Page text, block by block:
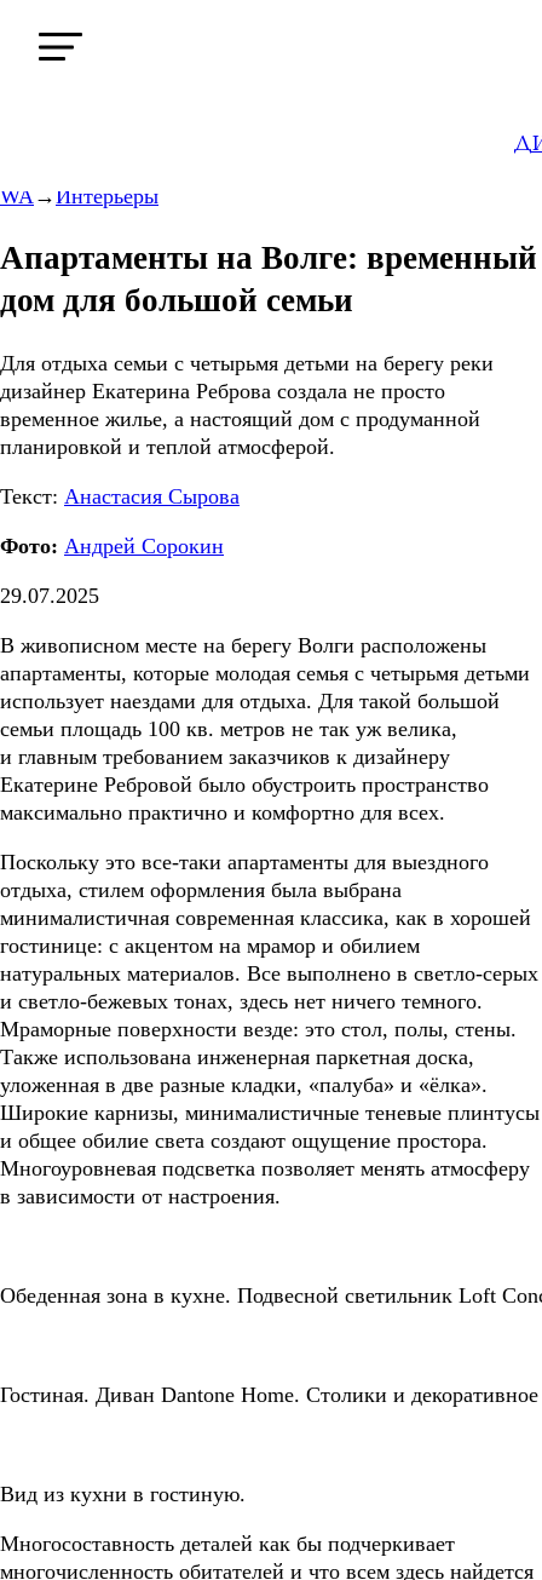
WA → Интерьеры
Апартаменты на Волге: временный
дом для большой семьи
Для отдыха семьи с четырьмя детьми на берегу реки
дизайнер Екатерина Реброва создала не просто
временное жилье, а настоящий дом с продуманной
планировкой и теплой атмосферой.
Текст: Анастасия Сырова
Фото: Андрей Сорокин
29.07.2025
В живописном месте на берегу Волги расположены
апартаменты, которые молодая семья с четырьмя детьми
использует наездами для отдыха. Для такой большой
семьи площадь 100 кв. метров не так уж велика,
и главным требованием заказчиков к дизайнеру
Екатерине Ребровой было обустроить пространство
максимально практично и комфортно для всех.
Поскольку это все-таки апартаменты для выездного
отдыха, стилем оформления была выбрана
минималистичная современная классика, как в хорошей
гостинице: с акцентом на мрамор и обилием
натуральных материалов. Все выполнено в светло-серых
и светло-бежевых тонах, здесь нет ничего темного.
Мраморные поверхности везде: это стол, полы, стены.
Также использована инженерная паркетная доска,
уложенная в две разные кладки, «палуба» и «ёлка».
Широкие карнизы, минималистичные теневые плинтусы
и общее обилие света создают ощущение простора.
Многоуровневая подсветка позволяет менять атмосферу
в зависимости от настроения.
Обеденная зона в кухне. Подвесной светильник Loft
Гостиная. Диван Dantone Home. Столики и
Вид из кухни в гостиную.
Многосоставность деталей как бы подчеркивает
многочисленность обитателей и что всем здесь найдется